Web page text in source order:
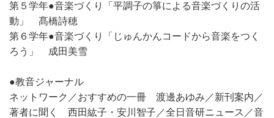
第５学年●音楽づくり「平調子の箏による音楽づくりの活
動」 髙橋詩穂
第６学年●音楽づくり「じゅんかんコードから音楽をつく
ろう」 成田美雪
●教音ジャーナル
ネットワーク／おすすめの一冊 渡邊あゆみ／新刊案内／
著者に聞く 西田紘子・安川智子／全日音研ニュース／音